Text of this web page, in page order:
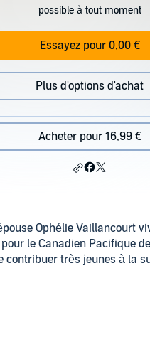
possible à tout moment
Essayez pour 0,00 €
Plus d'options d'achat
Acheter pour 16,99 €
Ophélie Vaillancourt
le Canadien Pacifique
contribuer très jeunes à la
l’aînée, se retrouve
qui a toujours partagé son